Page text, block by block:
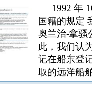
1992 年
国籍的规定
奥兰治-拿骚
此，我们认
记在船东登
取的远洋船
协商后，已